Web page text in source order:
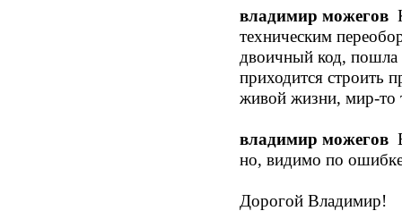
владимир можегов
техническим
двоичный код, пошла
приходится строить
живой жизни, мир-то
владимир можегов
но, видимо по ошибке,
Дорогой Владимир!